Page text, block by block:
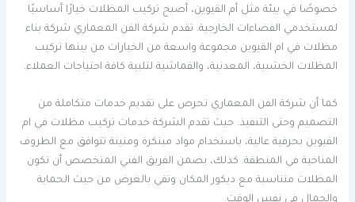
خصوصًا في بيئة مثل أم القيوين، أصبح تركيب المظلات خيارًا أساسيًا
لمستخدمي الفضاءات الخارجية. تقدم شركة الفن المعماري شركة بناء
مظلات في ام القيوين مجموعة واسعة من الخيارات من بينها تركيب
المظلات الخشبية، المعدنية، والقماشية لتلبية كافة احتياجات العملاء.
كما أن شركة الفن المعماري تحرص على تقديم خدمات متكاملة من
التصميم وحتى التنفيذ. حيث تقدم الشركة خدمات تركيب مظلات في ام
القيوين بحرفية عالية، باستخدام مواد مبتكرة ومتينة تتوافق مع الظروف
المناخية في المنطقة. كذلك، يضمن الفريق الفني المتخصص أن تكون
المظلات متناسبة مع ديكور المكان وتفي بالغرض من حيث الحماية
والجمال في نفس الوقت.